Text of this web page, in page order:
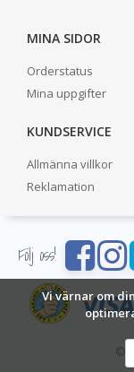
Vi värnar om
MINA SIDOR
Orderstatus
Mina uppgifter
KUNDSERVICE
Allmänna villkor
Reklamation
Följ oss!
©